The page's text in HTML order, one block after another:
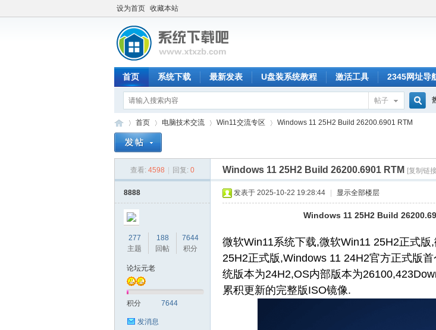
设为首页 收藏本站
首页 系统下载 最新发表 U盘装系统教程 激活工具 2345网址导
帖子
索
首页
›
电脑技术交流 Win11交流专区
›
Windows 11 25H2 Build 26200.6901 RTM
查看: 4598 回复: 0 Windows 11 25H2 Build 26200.6901 RTM [复制链
8888
277
主题
188
回帖
7644
积分
论坛元老
积分 7644
发消息
发表于 2025-10-22 19:28:44 显示全部楼层
Windows 11 25H2 Build
微软Win11系统下载,微软Win11 25H2正式
25H2正式版,Windows 11 24H2官方正式版
统版本为24H2,OS内部版本为
累积更新的完整版ISO镜像.